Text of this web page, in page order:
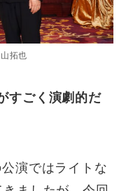
拓也
すごく演劇的だ
演ではライトな